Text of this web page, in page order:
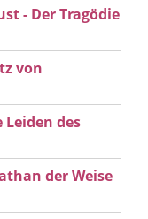
- Der Tragödie
von
Leiden des
der Weise